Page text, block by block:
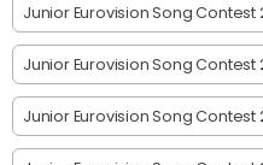
Junior Eurovision Song Contest
Junior Eurovision Song Contest
Junior Eurovision Song Contest